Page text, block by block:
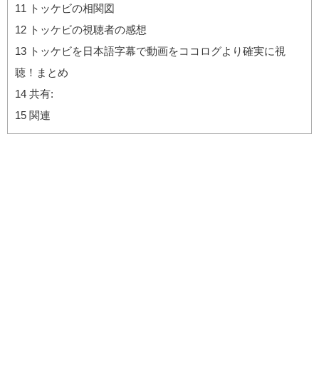
11 トッケビの相関図
12 トッケビの視聴者の感想
13 トッケビを日本語字幕で動画をココログより確実に視
聴！まとめ
14 共有:
15 関連